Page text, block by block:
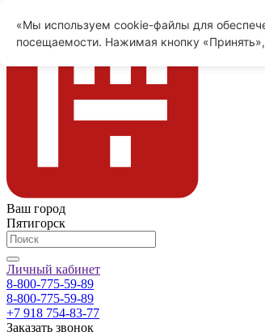
Ваш город
Пятигорск
Личный кабинет
8-800-775-59-89
8-800-775-59-89
+7 918 754-83-77
Заказать звонок
«Мы используем cookie-файлы для
посещаемости. Нажимая кнопку